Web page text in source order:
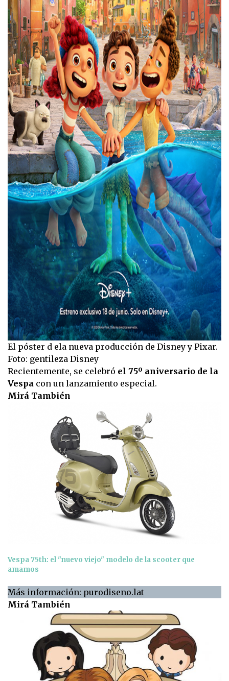
El póster d ela nueva producción de Disney y Pixar.
Foto: gentileza Disney
Recientemente, se celebró el 75º aniversario de la
Vespa con un lanzamiento especial.
Mirá También
Vespa 75th: el "nuevo viejo" modelo de la scooter que
amamos
Más información: purodiseno.lat
Mirá También